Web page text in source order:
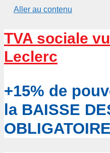
Aller au contenu
TVA sociale
Leclerc
+15% de
la BAISSE
OBLIGATOIRE